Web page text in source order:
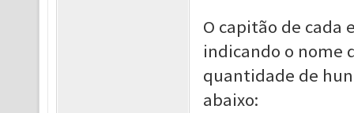
O capitão de cada
indicando o nome
quantidade de
abaixo: